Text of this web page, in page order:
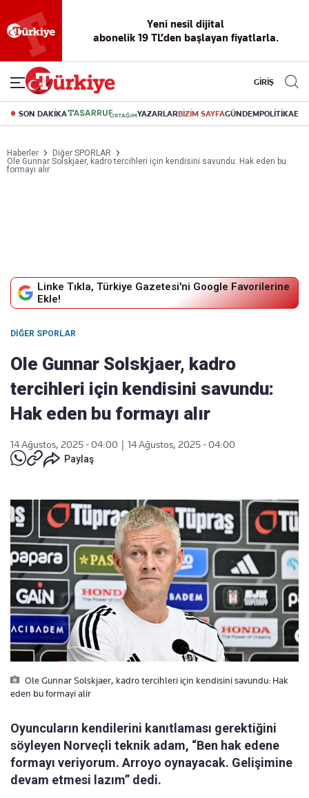
Yeni nesil dijital
abonelik 19 TL’den başlayan fiyatlarla.
GİRİŞ
SON DAKİKA YAZARLARBİZİM SAYFAGÜNDEMPOLİTİKA
Haberler
Diğer SPORLAR
Ole Gunnar Solskjaer, kadro tercihleri için kendisini savundu: Hak eden bu
formayı alır
Linke Tıkla, Türkiye Gazetesi'ni Google Favorilerine
Ekle!
DIĞER SPORLAR
Ole Gunnar Solskjaer, kadro
tercihleri için kendisini savundu:
Hak eden bu formayı alır
14 Ağustos, 2025 - 04:00
14 Ağustos, 2025 - 04:00
Paylaş
Ole Gunnar Solskjaer, kadro tercihleri için kendisini savundu: Hak
eden bu formayi alir
Oyuncuların kendilerini kanıtlaması gerektiğini
söyleyen Norveçli teknik adam, “Ben hak edene
formayı veriyorum. Arroyo oynayacak. Gelişimine
devam etmesi lazım” dedi.